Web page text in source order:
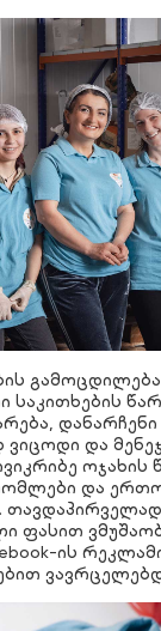
საკითხების
დანარჩენი
ვიცოდი და
ოჯახის
და
ფასით
ის